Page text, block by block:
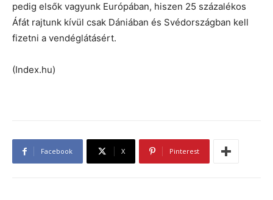
pedig elsők vagyunk Európában, hiszen 25 százalékos
Áfát rajtunk kívül csak Dániában és Svédországban kell
fizetni a vendéglátásért.
(Index.hu)
Facebook X Pinterest